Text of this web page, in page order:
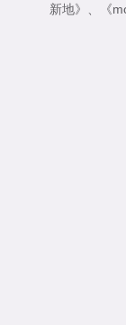
新地》
《